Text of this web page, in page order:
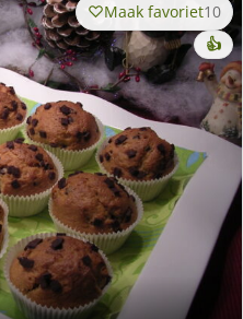
Maak favoriet10
👍